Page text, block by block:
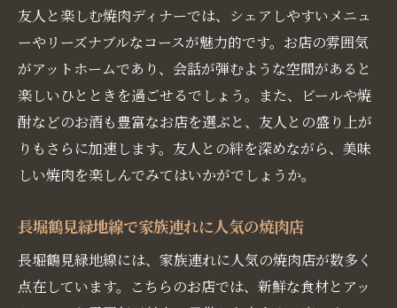
友人と楽しむ焼肉ディナーでは、シェアしやすいメニュ
ーやリーズナブルなコースが魅力的です。お店の雰囲気
がアットホームであり、会話が弾むような空間があると
楽しいひとときを過ごせるでしょう。また、ビールや焼
酎などのお酒も豊富なお店を選ぶと、友人との盛り上が
りもさらに加速します。友人との絆を深めながら、美味
しい焼肉を楽しんでみてはいかがでしょうか。
長堀鶴見緑地線で家族連れに人気の焼肉店
長堀鶴見緑地線には、家族連れに人気の焼肉店が数多く
点在しています。こちらのお店では、新鮮な食材とアッ